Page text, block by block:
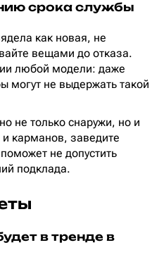
срока службы
как новая, не
вещами до отказа.
любой модели: даже
не выдержать такой
не только снаружи, но и
и карманов, заведите
не допустить
подклада.
в тренде в